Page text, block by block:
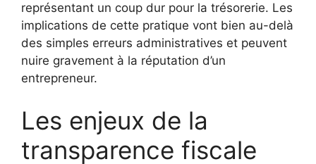
représentant un coup dur pour la trésorerie. Les
implications de cette pratique vont bien au-delà
des simples erreurs administratives et peuvent
nuire gravement à la réputation d’un
entrepreneur.
Les enjeux de la
transparence fiscale